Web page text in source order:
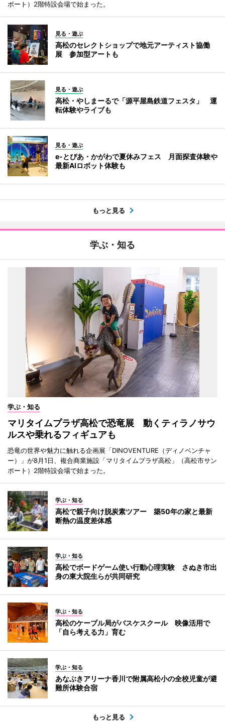
ポート）2階特設会場で始まった。
見る・遊ぶ
高松のセレクトショップで地元アーティスト協働
展 参加型アートも
見る・遊ぶ
高松・やしまーるで「源平屋島鉄道フェスタ」 運
転体験やライブも
見る・遊ぶ
e-とぴあ・かがわで夏休みフェス 月面探査体験や
最新AIロボット体験も
もっと見る
学ぶ・知る
学ぶ・知る
マリタイムプラザ高松で恐竜展 動くティラノサウ
ルスや乗れるフィギュアも
恐竜の世界や魅力に触れる企画展「DINOVENTURE（ディノベンチャ
ー）」が8月1日、複合商業施設「マリタイムプラザ高松」（高松市サン
ポート）2階特設会場で始まった。
学ぶ・知る
高松で親子向け脱炭素ツアー 築50年の家と最新
断熱の温度差体感
学ぶ・知る
高松でボードゲーム使い行動心理実験 さぬき市出
身の東大院生らが共同研究
学ぶ・知る
高松のケーブル局がバスケスクール 映像活用で
「自ら考える力」育む
学ぶ・知る
あなぶきアリーナ香川で附属高松小の全校児童が避
難所体験合宿
もっと見る